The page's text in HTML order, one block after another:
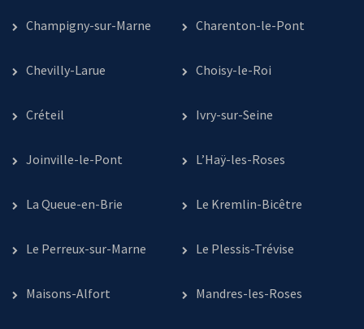
Champigny-sur-Marne Charenton-le-Pont
Chevilly-Larue Choisy-le-Roi
Créteil Ivry-sur-Seine
Joinville-le-Pont L’Haÿ-les-Roses
La Queue-en-Brie Le Kremlin-Bicêtre
Le Perreux-sur-Marne Le Plessis-Trévise
Maisons-Alfort Mandres-les-Roses